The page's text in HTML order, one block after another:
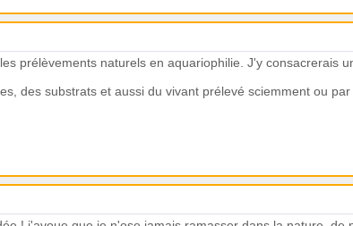
prélèvements naturels en aquariophilie. J'y consacrerais
des substrats et aussi du vivant prélevé sciemment ou